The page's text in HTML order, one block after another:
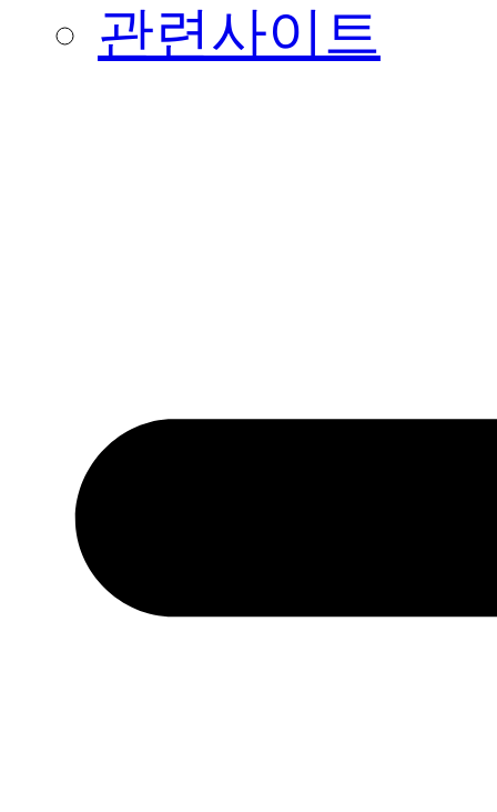
관련사이트